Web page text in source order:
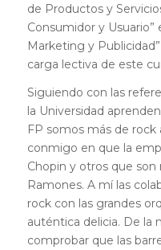
de Productos y
Consumidor y Usuario”
Marketing y
carga lectiva de este
Siguiendo con las
la Universidad
FP somos más de rock
conmigo en que la
Chopin y otros que son
Ramones. A mí las
rock con las grandes
auténtica delicia. De la
comprobar que las